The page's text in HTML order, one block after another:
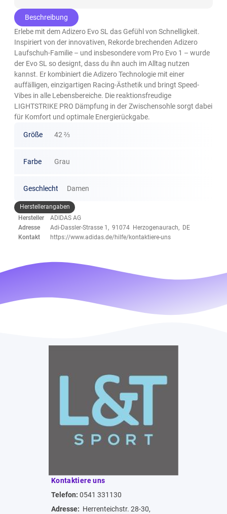
Beschreibung
Erlebe mit dem Adizero Evo SL das Gefühl von Schnelligkeit.
Inspiriert von der innovativen, Rekorde brechenden Adizero
Laufschuh-Familie – und insbesondere vom Pro Evo 1 – wurde
der Evo SL so designt, dass du ihn auch im Alltag nutzen
kannst. Er kombiniert die Adizero Technologie mit einer
auffälligen, einzigartigen Racing-Ästhetik und bringt Speed-
Vibes in alle Lebensbereiche. Die reaktionsfreudige
LIGHTSTRIKE PRO Dämpfung in der Zwischensohle sorgt dabei
für Komfort und optimale Energierückgabe.
Größe 42 ⅔
Farbe Grau
Geschlecht Damen
Herstellerangaben
Hersteller
ADIDAS AG
Adresse
Adi-Dassler-Strasse 1, 91074 Herzogenaurach, DE
Kontakt
https://www.adidas.de/hilfe/kontaktiere-uns
Kontaktiere uns
Telefon: 0541 331130
Adresse: Herrenteichstr. 28-30,